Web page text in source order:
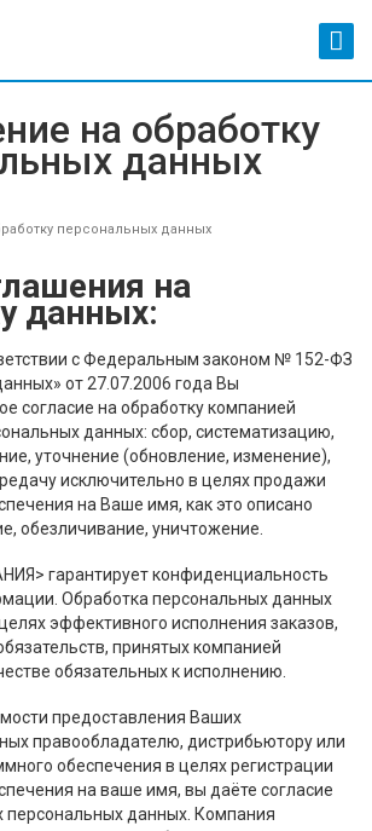
на обработку
данных
персональных данных
на
данных:
с Федеральным законом № 152-ФЗ
от 27.07.2006 года Вы
согласие на обработку компанией
данных: сбор, систематизацию,
уточнение (обновление, изменение),
исключительно в целях продажи
на Ваше имя, как это описано
обезличивание, уничтожение.
гарантирует конфиденциальность
Обработка персональных данных
эффективного исполнения заказов,
принятых компанией
обязательных к исполнению.
предоставления Ваших
правообладателю, дистрибьютору или
обеспечения в целях регистрации
на ваше имя, вы даёте согласие
персональных данных. Компания